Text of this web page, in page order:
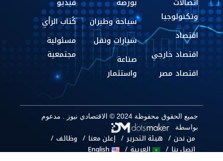
وتكنولوجيا
اقتصاد
اقتصاد خارجي
اقتصاد مصر
سياحة وطيران
سيارات ونقل
صناعة
واستثمار
كُتاب الرأي
مسئولية
مجتمعية
جميع الحقوق محفوظة 2024 © الاقتصادي نيوز . مدعوم
بواسطة
من نحن هيئة التحرير إعلن معنا
وظائف
اتصل بنا
العربية English